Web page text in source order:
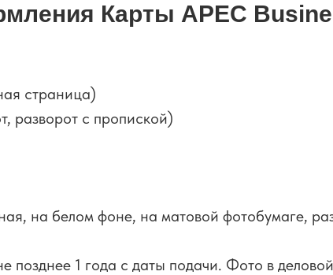
Карты APEC
страница)
разворот с пропиской)
на белом фоне, на матовой фотобумаге,
позднее 1 года с даты подачи. Фото в